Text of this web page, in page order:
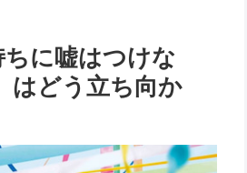
ちに嘘はつけな
はどう立ち向か